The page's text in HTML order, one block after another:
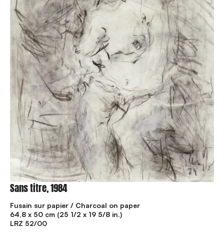
Sans titre, 1984
Fusain sur papier / Charcoal on paper
64,8 x 50 cm (25 1/2 x 19 5/8 in.)
LRZ 52/00